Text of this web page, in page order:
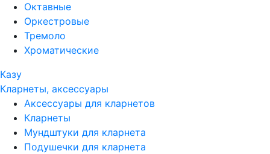
Октавные
Оркестровые
Тремоло
Хроматические
Казу
Кларнеты, аксессуары
Аксессуары для кларнетов
Кларнеты
Мундштуки для кларнета
Подушечки для кларнета